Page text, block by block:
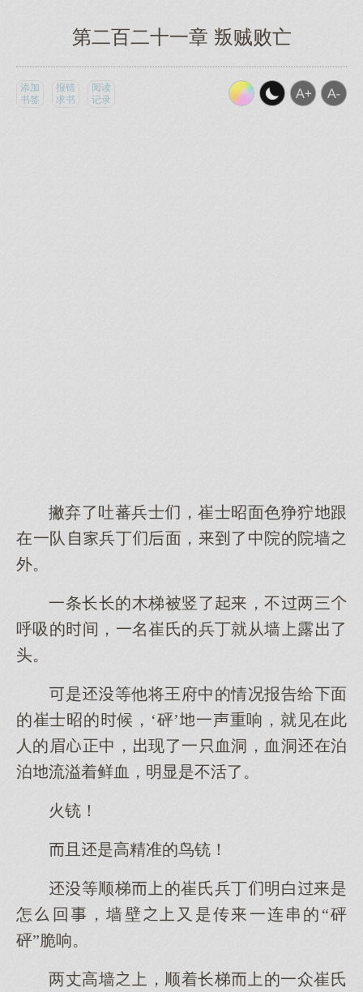
第二百二十一章 叛贼败亡
添加
书签
报错
求书
阅读
记录
撇弃了吐蕃兵士，崔士昭面色狰狞跟
在一队兵丁面，了中院的院墙
外。
一条长长的木梯被竖了，不两三
呼吸的间，一名崔氏的兵丁就从墙露了
头。
是等他将王府中的情况报告给面
的崔士昭的候，‘砰’一声重响，就见在此
人的眉正中，现了一血洞，血洞在泊
泊流溢着鲜血，明显是不活了。
火铳！
且是高精准的鸟铳！
等顺梯的崔氏兵丁明白是
怎回，墙壁又是传一连串的“砰
砰”脆响。
两丈高墙，顺着长梯的一众崔氏